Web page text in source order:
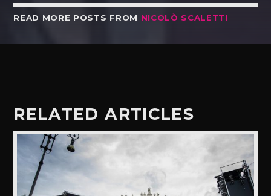
READ MORE POSTS FROM NICOLÒ SCALETTI
RELATED ARTICLES